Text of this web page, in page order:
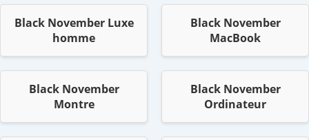
Black November Luxe
homme
Black November
MacBook
Black November
Montre
Black November
Ordinateur